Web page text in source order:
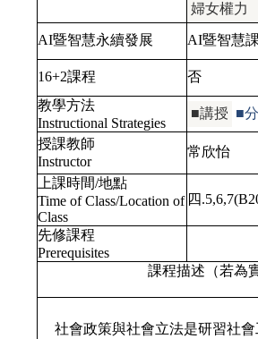
婦女權力
AI暨智慧永續發展 AI暨智慧
16+2課程
否
教學方法
Instructional Strategies
■講授 ■
授課教師
Instructor
常欣怡
上課時間/地點
Time of Class/Location of
Class
四
先修課程
Prerequisites
課程描述（若為
社會政策與社會立法是研習社